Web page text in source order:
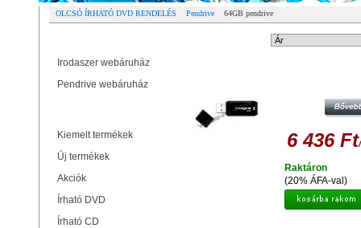
OLCSÓ ÍRHATÓ DVD RENDELÉS Pendrive 64GB pendrive
Irodaszer webáruház
Pendrive webáruház
Kiemelt termékek
Új termékek
Akciók
Írható DVD
Írható CD
6 436 Ft
(20% ÁFA-val)
Raktáron